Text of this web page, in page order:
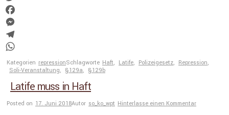
Twitter
Facebook
Messenger
Telegram
WhatsApp
Kategorien repressionSchlagworte Haft, Latife, Polizeigesetz, Repression,
Soli-Veranstaltung, §129a, §129b
Latife muss in Haft
Posted on 17. Juni 2018Autor so_ko_wpt Hinterlasse einen Kommentar